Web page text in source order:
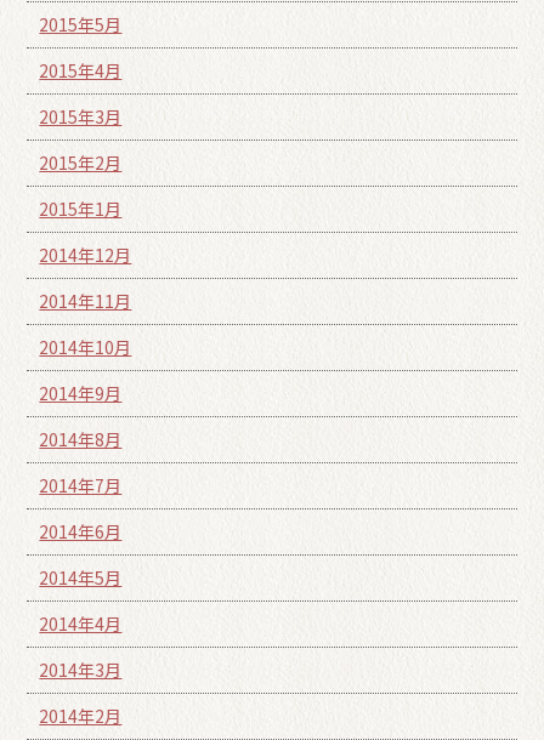
2015年5月
2015年4月
2015年3月
2015年2月
2015年1月
2014年12月
2014年11月
2014年10月
2014年9月
2014年8月
2014年7月
2014年6月
2014年5月
2014年4月
2014年3月
2014年2月